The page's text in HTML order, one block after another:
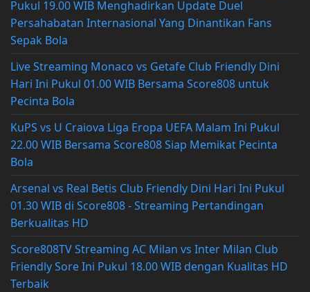
Pukul 19.00 WIB Menghadirkan Update Duel
Persahabatan Internasional Yang Dinantikan Fans
Sepak Bola
Live Streaming Monaco vs Getafe Club Friendly Dini
Hari Ini Pukul 01.00 WIB Bersama Score808 untuk
Pecinta Bola
KuPS vs U Craiova Liga Eropa UEFA Malam Ini Pukul
22.00 WIB Bersama Score808 Siap Memikat Pecinta
Bola
Arsenal vs Real Betis Club Friendly Dini Hari Ini Pukul
01.30 WIB di Score808 - Streaming Pertandingan
Berkualitas HD
Score808TV Streaming AC Milan vs Inter Milan Club
Friendly Sore Ini Pukul 18.00 WIB dengan Kualitas HD
Terbaik